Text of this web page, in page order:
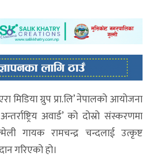
मिडिया ग्रुप प्रा.लि’ नेपालको आयोजना
अवार्ड’ को दोस्रो संस्करणमा
गायक रामचन्द्र चन्दलाई उत्कृष्ट
गरिएको हो।